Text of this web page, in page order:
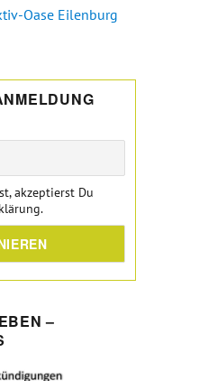
Oase Eilenburg
akzeptierst Du
–